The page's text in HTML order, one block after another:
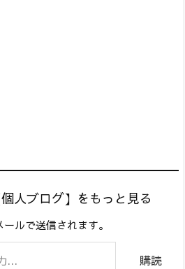
人ブログ】をもっと見る
ルで送信されます。
購読